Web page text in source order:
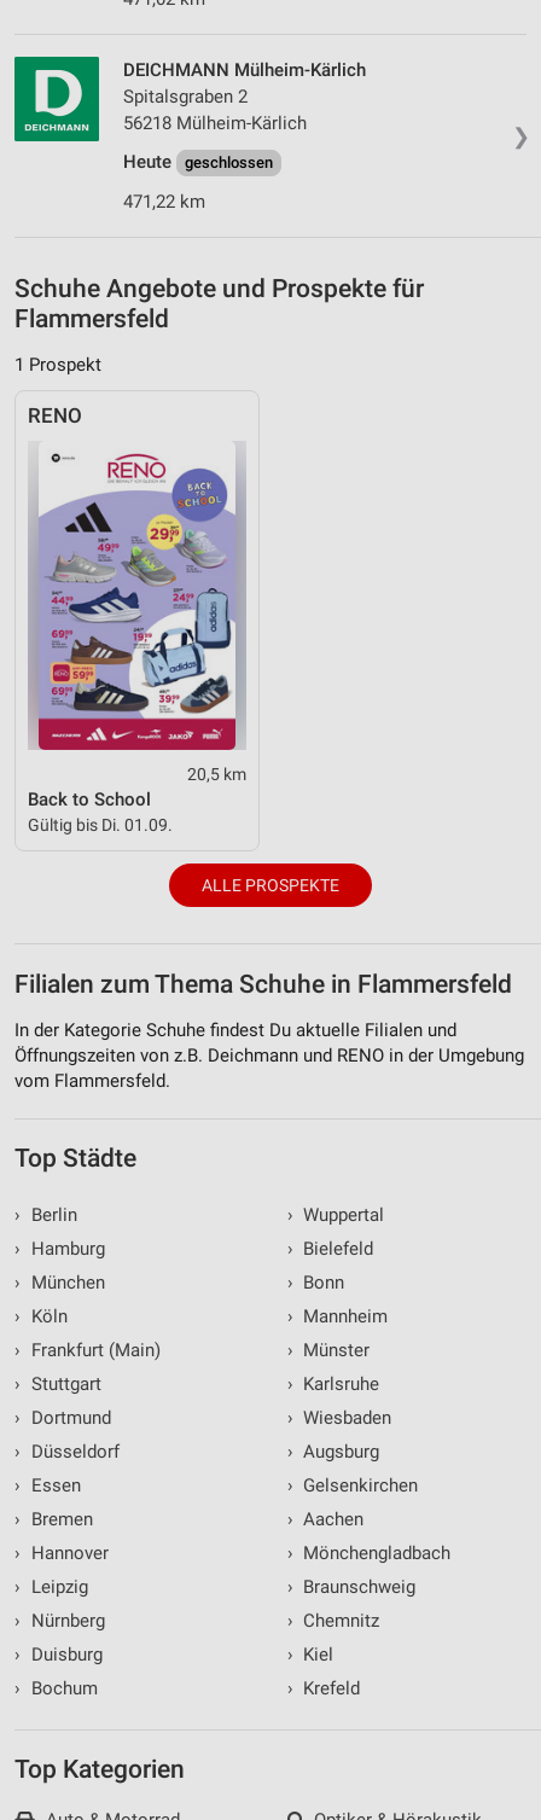
❯
DEICHMANN Mülheim-Kärlich
Spitalsgraben 2
56218 Mülheim-Kärlich
Heute
geschlossen
471,22 km
Schuhe Angebote und Prospekte für
Flammersfeld
1 Prospekt
RENO
20,5 km
Back to School
Gültig bis Di. 01.09.
ALLE PROSPEKTE
Filialen zum Thema Schuhe in Flammersfeld
In der Kategorie Schuhe findest Du aktuelle Filialen und
Öffnungszeiten von z.B. Deichmann und RENO in der Umgebung
vom Flammersfeld.
Top Städte
›
Berlin
›
Hamburg
›
München
›
Köln
›
Frankfurt (Main)
› Stuttgart
›
Dortmund
›
Düsseldorf
›
Essen
›
Bremen
›
Hannover
›
Leipzig
›
Nürnberg
›
Duisburg
›
Bochum
› Wuppertal
› Bielefeld
› Bonn
› Mannheim
› Münster
› Karlsruhe
› Wiesbaden
› Augsburg
› Gelsenkirchen
› Aachen
› Mönchengladbach
› Braunschweig
› Chemnitz
› Kiel
› Krefeld
Top Kategorien
Verwendung genauer Standortdaten
Geräte anhand von aktiv angeforderten
Informationen identifizieren
Nicht-IAB-Verarbeitungszwecke:
Funktional